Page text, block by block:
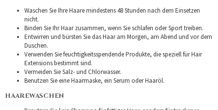
Waschen Sie Ihre Haare mindestens 48 Stunden nach dem Einsetzen
nicht.
Binden Sie Ihr Haar zusammen, wenn Sie schlafen oder Sport treiben.
Entwirren und bürsten Sie das Haar am Morgen, am Abend und vor dem
Duschen.
Verwenden Sie feuchtigkeitsspendende Produkte, die speziell für Hair
Extensions bestimmt sind.
Vermeiden Sie Salz- und Chlorwasser.
Benutzen Sie eine Haarmaske, ein Serum oder Haaröl.
HAAREWASCHEN